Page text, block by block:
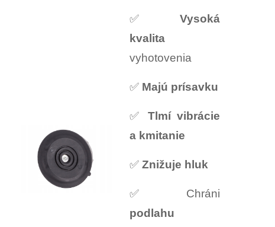
✅ Vysoká
kvalita
vyhotovenia
✅ Majú prísavku
✅ Tlmí vibrácie
a kmitanie
✅ Znižuje hluk
✅ Chráni
podlahu